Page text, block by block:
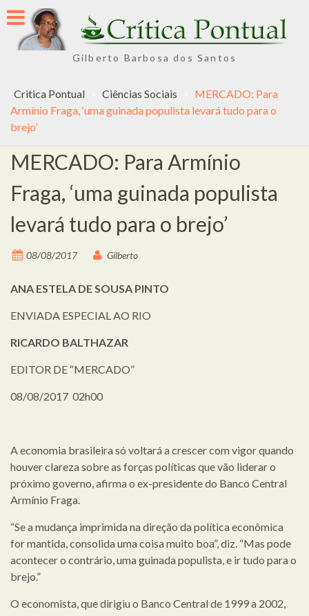
Skip
to
content
Gilberto Barbosa dos Santos
Critica Pontual Ciências Sociais
MERCADO: Para
Armínio Fraga, ‘uma guinada populista levará tudo para o
brejo’
MERCADO: Para Armínio
Fraga, ‘uma guinada populista
levará tudo para o brejo’
08/08/2017 Gilberto
ANA ESTELA DE SOUSA PINTO
ENVIADA ESPECIAL AO RIO
RICARDO BALTHAZAR
EDITOR DE “MERCADO”
08/08/2017 02h00
A economia brasileira só voltará a crescer com vigor quando
houver clareza sobre as forças políticas que vão liderar o
próximo governo, afirma o ex-presidente do Banco Central
Armínio Fraga.
“Se a mudança imprimida na direção da política econômica
for mantida, consolida uma coisa muito boa”, diz. “Mas pode
acontecer o contrário, uma guinada populista, e ir tudo para o
brejo.”
O economista, que dirigiu o Banco Central de 1999 a 2002,